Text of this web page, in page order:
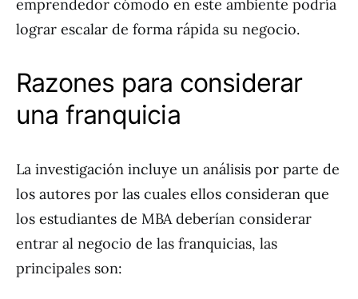
emprendedor cómodo en este ambiente podría
lograr escalar de forma rápida su negocio.
Razones para considerar
una franquicia
La investigación incluye un análisis por parte de
los autores por las cuales ellos consideran que
los estudiantes de MBA deberían considerar
entrar al negocio de las franquicias, las
principales son: